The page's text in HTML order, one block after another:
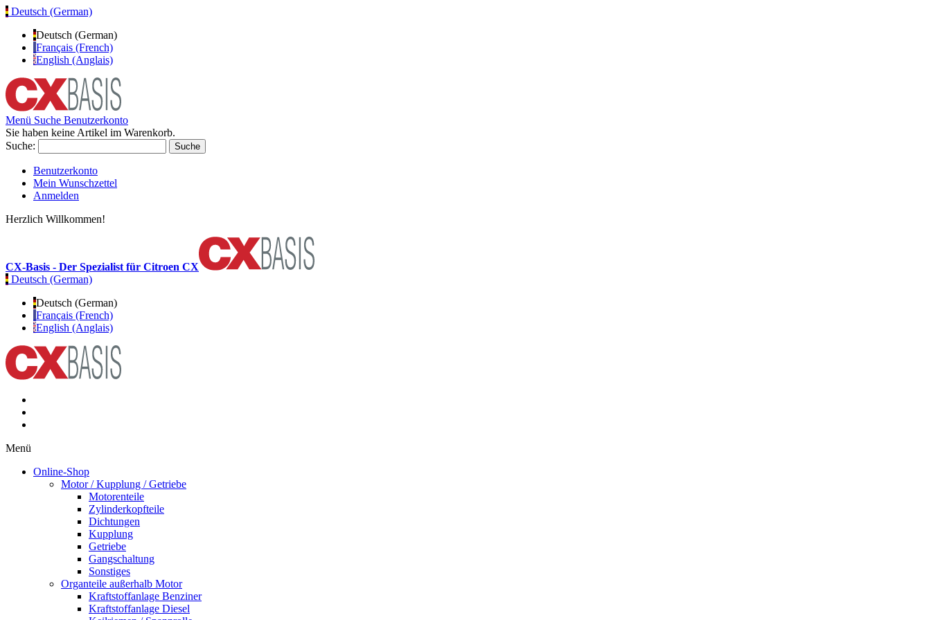
Deutsch (German)
Deutsch (German)
Français (French)
English (Anglais)
Menü Suche Benutzerkonto
Sie haben keine Artikel im Warenkorb.
Suche:
Suche
Benutzerkonto
Mein Wunschzettel
Anmelden
Herzlich Willkommen!
CX-Basis - Der Spezialist für Citroen CX
Deutsch (German)
Deutsch (German)
Français (French)
English (Anglais)
Menü
Online-Shop
Motor / Kupplung / Getriebe
Motorenteile
Zylinderkopfteile
Dichtungen
Kupplung
Getriebe
Gangschaltung
Sonstiges
Organteile außerhalb Motor
Kraftstoffanlage Benziner
Kraftstoffanlage Diesel